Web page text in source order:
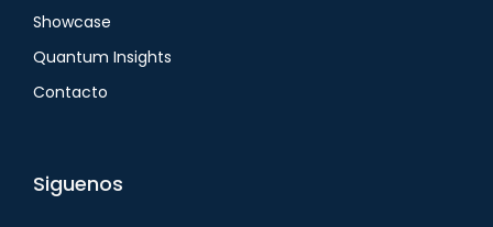
Showcase
Quantum Insights
Contacto
Siguenos